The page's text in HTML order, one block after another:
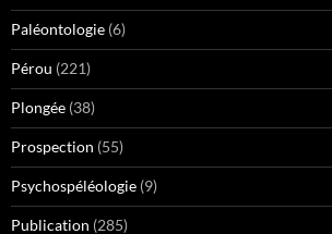
Paléontologie (6)
Pérou (221)
Plongée (38)
Prospection (55)
Psychospéléologie (9)
Publication (285)